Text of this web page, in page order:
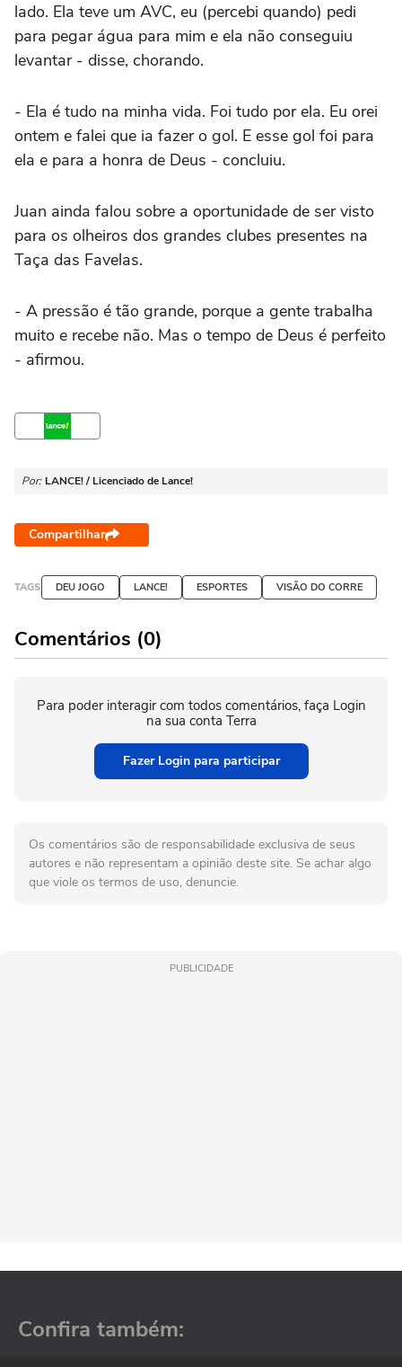
lado. Ela teve um AVC, eu (percebi quando) pedi
para pegar água para mim e ela não conseguiu
levantar - disse, chorando.
- Ela é tudo na minha vida. Foi tudo por ela. Eu orei
ontem e falei que ia fazer o gol. E esse gol foi para
ela e para a honra de Deus - concluiu.
Juan ainda falou sobre a oportunidade de ser visto
para os olheiros dos grandes clubes presentes na
Taça das Favelas.
- A pressão é tão grande, porque a gente trabalha
muito e recebe não. Mas o tempo de Deus é perfeito
- afirmou.
Por: LANCE! / Licenciado de Lance!
Compartilhar
TAGS DEU JOGO LANCE! ESPORTES VISÃO DO CORRE
Comentários (0)
Para poder interagir com todos comentários, faça Login
na sua conta Terra
Fazer Login para participar
Os comentários são de responsabilidade exclusiva de seus
autores e não representam a opinião deste site. Se achar algo
que viole os termos de uso, denuncie.
PUBLICIDADE
Confira também: